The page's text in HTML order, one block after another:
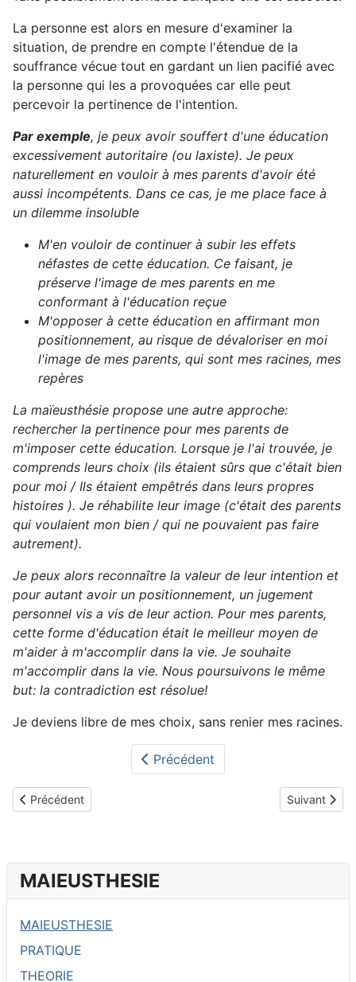
La personne est alors en mesure d'examiner la
situation, de prendre en compte l'étendue de la
souffrance vécue tout en gardant un lien pacifié avec
la personne qui les a provoquées car elle peut
percevoir la pertinence de l'intention.
Par exemple, je peux avoir souffert d'une éducation
excessivement autoritaire (ou laxiste). Je peux
naturellement en vouloir à mes parents d'avoir été
aussi incompétents. Dans ce cas, je me place face à
un dilemme insoluble
M'en vouloir de continuer à subir les effets
néfastes de cette éducation. Ce faisant, je
préserve l'image de mes parents en me
conformant à l'éducation reçue
M'opposer à cette éducation en affirmant mon
positionnement, au risque de dévaloriser en moi
l'image de mes parents, qui sont mes racines, mes
repères
La maïeusthésie propose une autre approche:
rechercher la pertinence pour mes parents de
m'imposer cette éducation. Lorsque je l'ai trouvée, je
comprends leurs choix (ils étaient sûrs que c'était bien
pour moi / Ils étaient empêtrés dans leurs propres
histoires ). Je réhabilite leur image (c'était des parents
qui voulaient mon bien / qui ne pouvaient pas faire
autrement).
Je peux alors reconnaître la valeur de leur intention et
pour autant avoir un positionnement, un jugement
personnel vis a vis de leur action. Pour mes parents,
cette forme d'éducation était le meilleur moyen de
m'aider à m'accomplir dans la vie. Je souhaite
m'accomplir dans la vie. Nous poursuivons le même
but: la contradiction est résolue!
Je deviens libre de mes choix, sans renier mes racines.
Précédent
Article précédent : présentation
Précédent Article
Suivant
MAIEUSTHESIE
MAIEUSTHESIE
PRATIQUE
THEORIE